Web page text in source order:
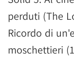
perduti (The
Ricordo di
moschettieri